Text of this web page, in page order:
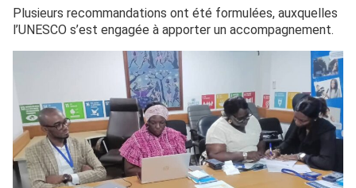
Plusieurs recommandations ont été formulées, auxquelles
l’UNESCO s’est engagée à apporter un accompagnement.